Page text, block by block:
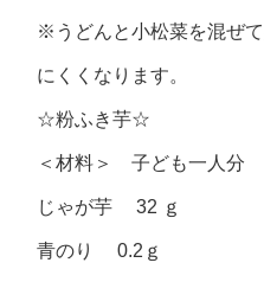
※うどんと小松菜を混ぜ
にくくなります。
☆粉ふき芋☆
＜材料＞ 子ども一人分
じゃが芋 32 ｇ
青のり 0.2ｇ